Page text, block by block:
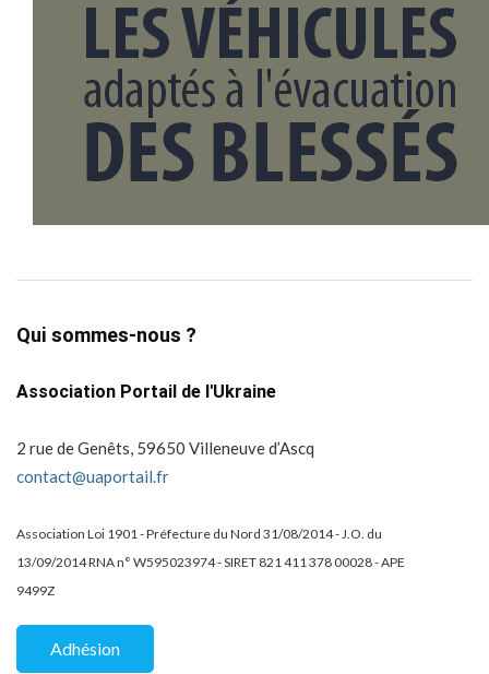
Qui sommes-nous ?
Association Portail de l'Ukraine
2 rue de Genêts, 59650 Villeneuve d’Ascq
contact@uaportail.fr
Association Loi 1901 - Préfecture du Nord 31/08/2014 - J.O. du
13/09/2014 RNA n° W595023974 - SIRET 821 411 378 00028 - APE
9499Z
Adhésion